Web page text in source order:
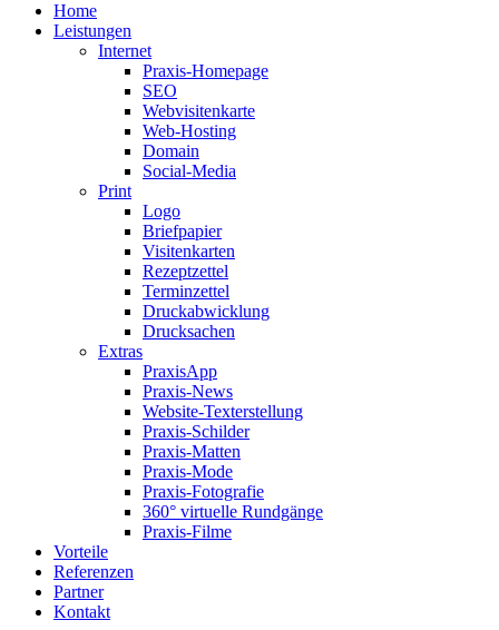
Home
Leistungen
Internet
Praxis-Homepage
SEO
Webvisitenkarte
Web-Hosting
Domain
Social-Media
Print
Logo
Briefpapier
Visitenkarten
Rezeptzettel
Terminzettel
Druckabwicklung
Drucksachen
Extras
PraxisApp
Praxis-News
Website-Texterstellung
Praxis-Schilder
Praxis-Matten
Praxis-Mode
Praxis-Fotografie
360° virtuelle Rundgänge
Praxis-Filme
Vorteile
Referenzen
Partner
Kontakt